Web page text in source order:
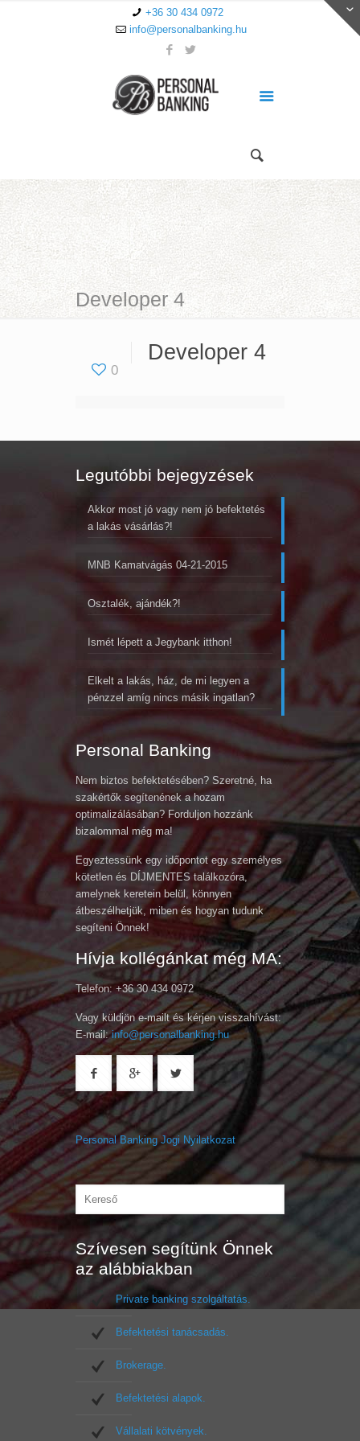
+36 30 434 0972
info@personalbanking.hu
Developer 4
0
Developer 4
Legutóbbi bejegyzések
Akkor most jó vagy nem jó befektetés
a lakás vásárlás?!
MNB Kamatvágás 04-21-2015
Osztalék, ajándék?!
Ismét lépett a Jegybank itthon!
Elkelt a lakás, ház, de mi legyen a
pénzzel amíg nincs másik ingatlan?
Personal Banking
Nem biztos befektetésében? Szeretné, ha
szakértők segítenének a hozam
optimalizálásában? Forduljon hozzánk
bizalommal még ma!
Egyeztessünk egy időpontot egy személyes
kötetlen és DÍJMENTES találkozóra,
amelynek keretein belül, könnyen
átbeszélhetjük, miben és hogyan tudunk
segíteni Önnek!
Hívja kollégánkat még MA:
Telefon: +36 30 434 0972
Vagy küldjön e-mailt és kérjen visszahívást:
E-mail:info@personalbanking.hu
Personal Banking Jogi Nyilatkozat
Szívesen segítünk Önnek
az alábbiakban
Private banking szolgáltatás.
Befektetési tanácsadás.
Brokerage.
Befektetési alapok.
Vállalati kötvények.